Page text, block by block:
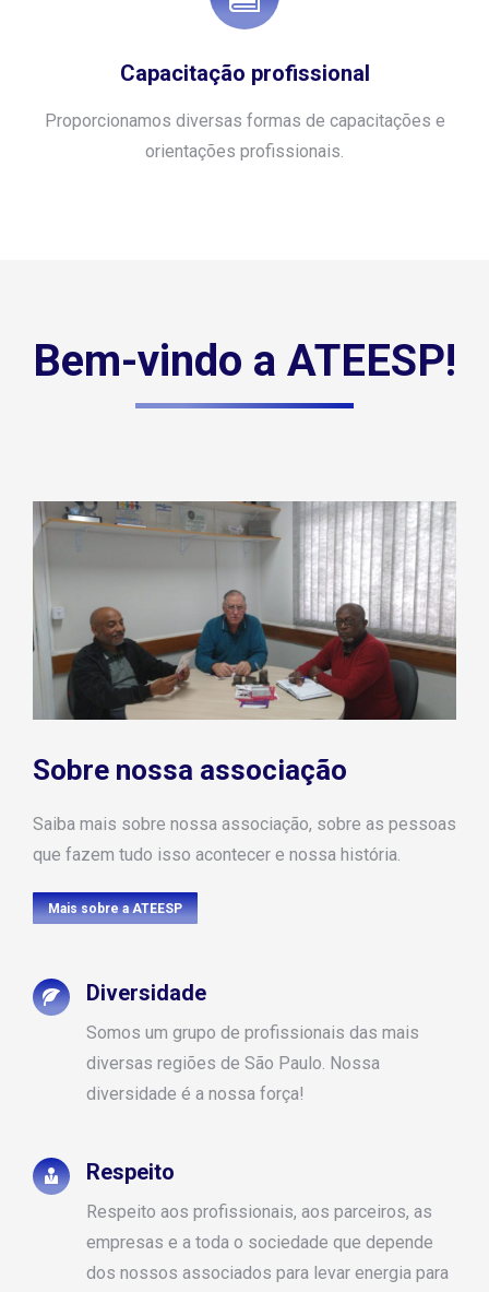
Capacitação profissional
Proporcionamos diversas formas de capacitações e
orientações profissionais.
Bem-vindo a ATEESP!
Sobre nossa associação
Saiba mais sobre nossa associação, sobre as pessoas
que fazem tudo isso acontecer e nossa história.
Mais sobre a ATEESP
Diversidade
Somos um grupo de profissionais das mais
diversas regiões de São Paulo. Nossa
diversidade é a nossa força!
Respeito
Respeito aos profissionais, aos parceiros, as
empresas e a toda o sociedade que depende
dos nossos associados para levar energia para